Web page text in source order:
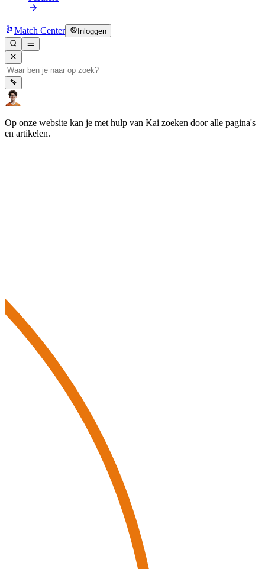
Match Center Inloggen
Op onze website kan je met hulp van Kai zoeken door alle pagina's
en artikelen.